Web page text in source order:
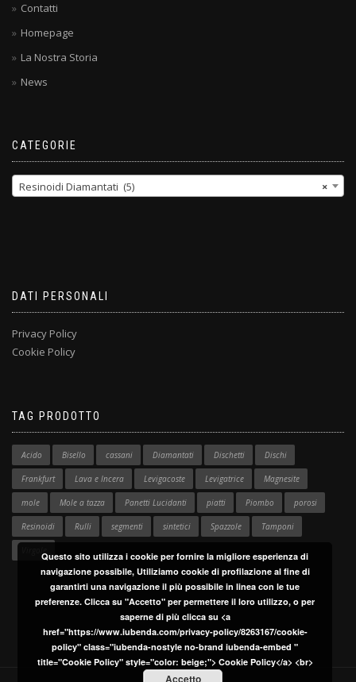
Contatti
Homepage
La Nostra Storia
News
CATEGORIE
×
Resinoidi Diamantati (5)
DATI PERSONALI
Privacy Policy
Cookie Policy
TAG PRODOTTO
Acido Bisello cassani Diamantati Dischetti Dischi
Frankfurt Lava e Incera Levigacoste Levigatrice Magnesite
mole Mole a tazza Panetti Lucidanti piatti Piombo porosi
Resinoidi Rulli segmenti sintetici Spazzole Tamponi
Questo sito utilizza i cookie per fornire la migliore esperienza di
navigazione possibile, Utiliziamo cookie di profilazione al fine di
garantirti una navigazione il più possibile in linea con le tue
preferenze. Clicca su "Accetto" per permettere il loro utilizzo, o per
saperne di più clicca su <a
href="https://www.iubenda.com/privacy-policy/8263167/cookie-
policy" class="iubenda-nostyle no-brand iubenda-embed "
title="Cookie Policy" style="color: beige;"> Cookie Policy</a> <br>
Accetto